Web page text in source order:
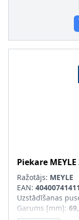
Piekare MEYLE
Ražotājs: MEYLE
EAN:
Uzstādīšanas
Garums [mm]: